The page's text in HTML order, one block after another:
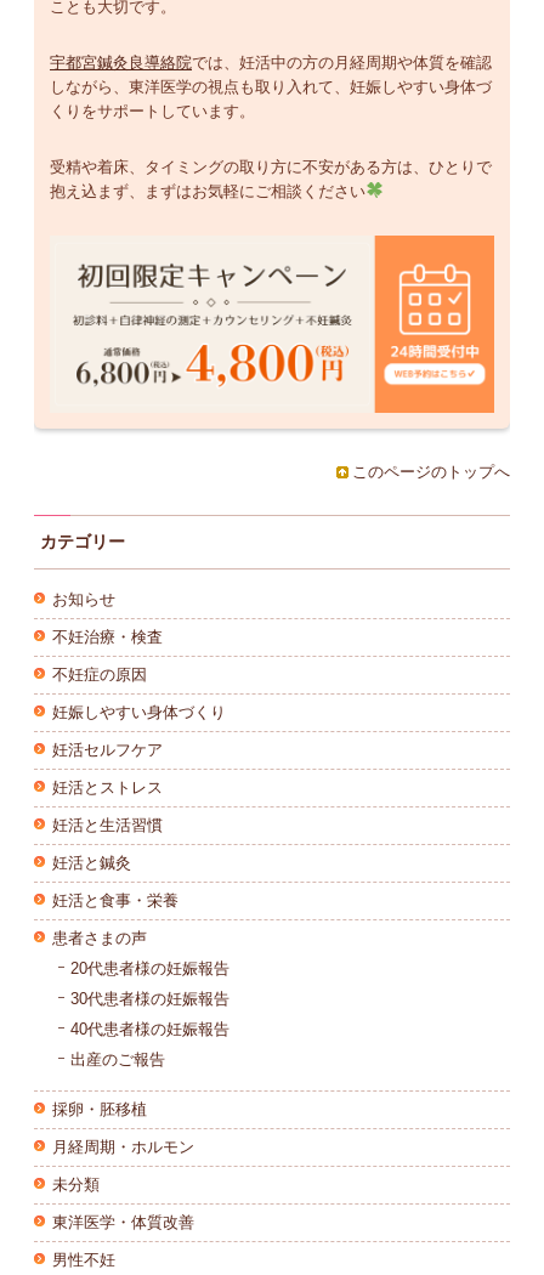
ことも大切です。
宇都宮鍼灸良導絡院では、妊活中の方の月経周期や体質を確認
しながら、東洋医学の視点も取り入れて、妊娠しやすい身体づ
くりをサポートしています。
受精や着床、タイミングの取り方に不安がある方は、ひとりで
抱え込まず、まずはお気軽にご相談ください
このページのトップへ
カテゴリー
お知らせ
不妊治療・検査
不妊症の原因
妊娠しやすい身体づくり
妊活セルフケア
妊活とストレス
妊活と生活習慣
妊活と鍼灸
妊活と食事・栄養
患者さまの声
20代患者様の妊娠報告
30代患者様の妊娠報告
40代患者様の妊娠報告
出産のご報告
採卵・胚移植
月経周期・ホルモン
未分類
東洋医学・体質改善
男性不妊